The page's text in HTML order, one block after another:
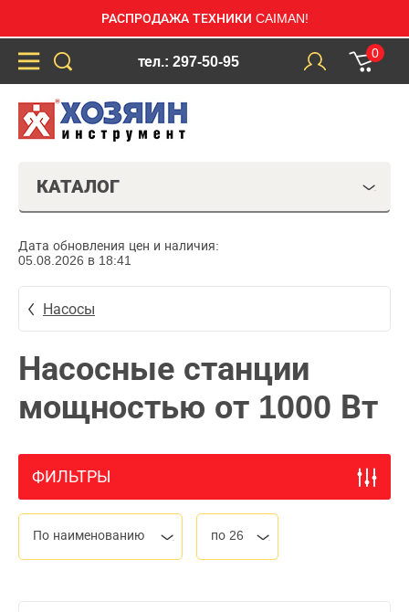
РАСПРОДАЖА ТЕХНИКИ CAIMAN!
тел.: 297-50-95
0
КАТАЛОГ
Дата обновления цен и наличия:
05.08.2026 в 18:41
Насосы
Насосные станции
мощностью от 1000 Вт
ФИЛЬТРЫ
По наименованию по 26